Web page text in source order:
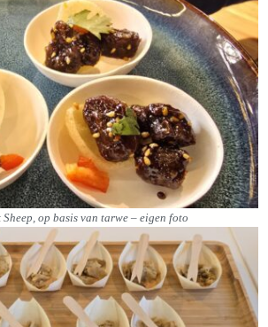
Sheep, op basis van tarwe – eigen foto